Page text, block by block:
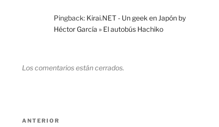
Pingback: Kirai.NET - Un geek en Japón by
Héctor García » El autobús Hachiko
Los comentarios están cerrados.
Navegación
Entrada
ANTERIOR